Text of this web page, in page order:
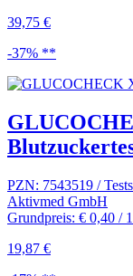
39,75 €
-37% **
PZN: 7543519 /
Aktivmed GmbH
Grundpreis: € 0,40 /
19,87 €